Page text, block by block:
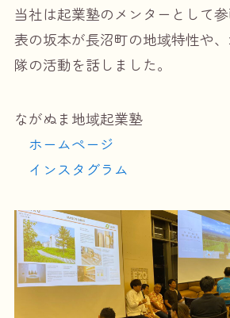
当社は起業塾のメンターとして
表の坂本が長沼町の地域特性や
隊の活動を話しました。
ながぬま地域起業塾
ホームページ
インスタグラム